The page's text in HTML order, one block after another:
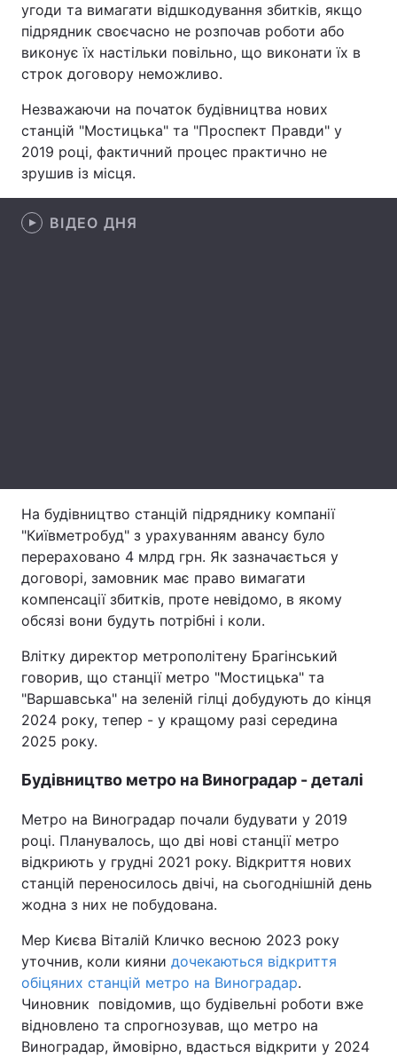
Зброя Інциденти
Здоров'я Туризм
Екологія Регіони
Лонгріди
Відео з Youtube
Тема оформлення
угоди та вимагати відшкодування збитків, якщо
підрядник своєчасно не розпочав роботи або
виконує їх настільки повільно, що виконати їх в
строк договору неможливо.
Незважаючи на початок будівництва нових
станцій "Мостицька" та "Проспект Правди" у
2019 році, фактичний процес практично не
зрушив із місця.
ВІДЕО ДНЯ
На будівництво станцій підряднику компанії
"Київметробуд" з урахуванням авансу було
перераховано 4 млрд грн. Як зазначається у
договорі, замовник має право вимагати
компенсації збитків, проте невідомо, в якому
обсязі вони будуть потрібні і коли.
Влітку директор метрополітену Брагінський
говорив, що станції метро "Мостицька" та
"Варшавська" на зеленій гілці добудують до кінця
2024 року, тепер - у кращому разі середина
2025 року.
Будівництво метро на Виноградар - деталі
Метро на Виноградар почали будувати у 2019
році. Планувалось, що дві нові станції метро
відкриють у грудні 2021 року. Відкриття нових
станцій переносилось двічі, на сьогоднішній день
жодна з них не побудована.
Мер Києва Віталій Кличко весною 2023 року
уточнив, коли кияни дочекаються відкриття
обіцяних станцій метро на Виноградар.
Чиновник повідомив, що будівельні роботи вже
відновлено та спрогнозував, що метро на
Виноградар, ймовірно, вдасться відкрити у 2024